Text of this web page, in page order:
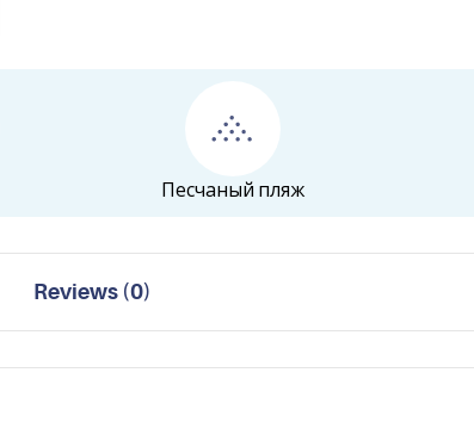
Песчаный пляж
Reviews(0)